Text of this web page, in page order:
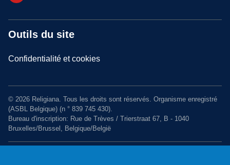
Outils du site
Confidentialité et cookies
© 2026 Religiana. Tous les droits sont réservés. Organisme enregistré
(ASBL Belgique) (n ° 839 745 430).
Bureau d'inscription: Rue de Trèves / Trierstraat 67, B - 1040
Bruxelles/Brussel, Belgique/België